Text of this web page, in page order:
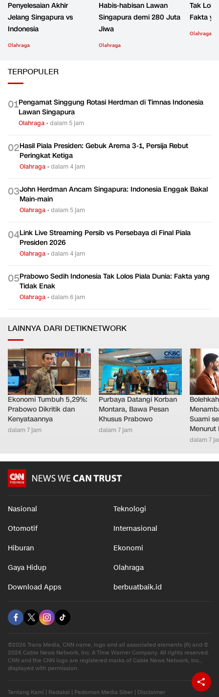
Penyelesaian Akhir
Jelang Singapura vs
Indonesia
Olahraga
Habis-habisan Lawan
Singapura demi 280 Juta
Jiwa
Olahraga
Tak
Fakta
Olahraga
TERPOPULER
01Pengamat Singgung Rotasi Herdman di Timnas Indonesia
Lawan Singapura
Olahraga •dalam 5 jam
02Hasil Piala Presiden: Gebuk Arema 3-1, Persija Rebut
Peringkat Ketiga
Olahraga •dalam 4 jam
03John Herdman Ancam Singapura: Indonesia Enggak Bakal
Main-main
Olahraga •dalam 5 jam
04Link Live Streaming Persib vs Persebaya di Final Piala
Presiden 2026
Olahraga •dalam 4 jam
05Prabowo Sedih Indonesia Tak Lolos Piala Dunia: Fakta yang
Tidak Enak
Olahraga •dalam 6 jam
LAINNYA DARI DETIKNETWORK
Ekonomi Tumbuh 5,29%:
Prabowo Dikritik dan
Kenyataannya
dalam 7 jam
Purbaya Datangi Korban
Montara, Bawa Pesan
Khusus Prabowo
dalam 7 jam
Suami
Menurut
dalam 7
Nasional Teknologi
Otomotif Internasional
Hiburan Ekonomi
Gaya Hidup Olahraga
Download Apps berbuatbaik.id
©2026 Trans Media, CNN name, logo and all associated elements (R) and ©
2026 Cable News Network, Inc. A Time Warner Company. All rights reserved.
CNN and the CNN logo are registered marks of Cable News Network, Inc.,
displayed with permission.
Tentang Kami Redaksi Pedoman Media Siber Disclaimer